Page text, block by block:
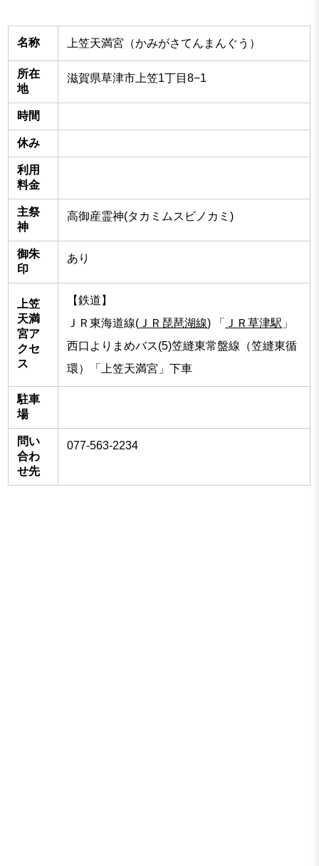
名称 上笠天満宮（かみがさてんまんぐう）
所在
地
滋賀県草津市上笠1丁目8−1
時間
休み
利用
料金
主祭
神
高御産霊神(タカミムスビノカミ)
御朱
印
あり
上笠
天満
宮ア
クセ
ス
【鉄道】
ＪＲ東海道線( ＪＲ琵琶湖線) 「 ＪＲ草津駅 」
西口よりまめバス(5)笠縫東常盤線（笠縫東循
環）「上笠天満宮」下車
駐車
場
問い
合わ
せ先
077-563-2234